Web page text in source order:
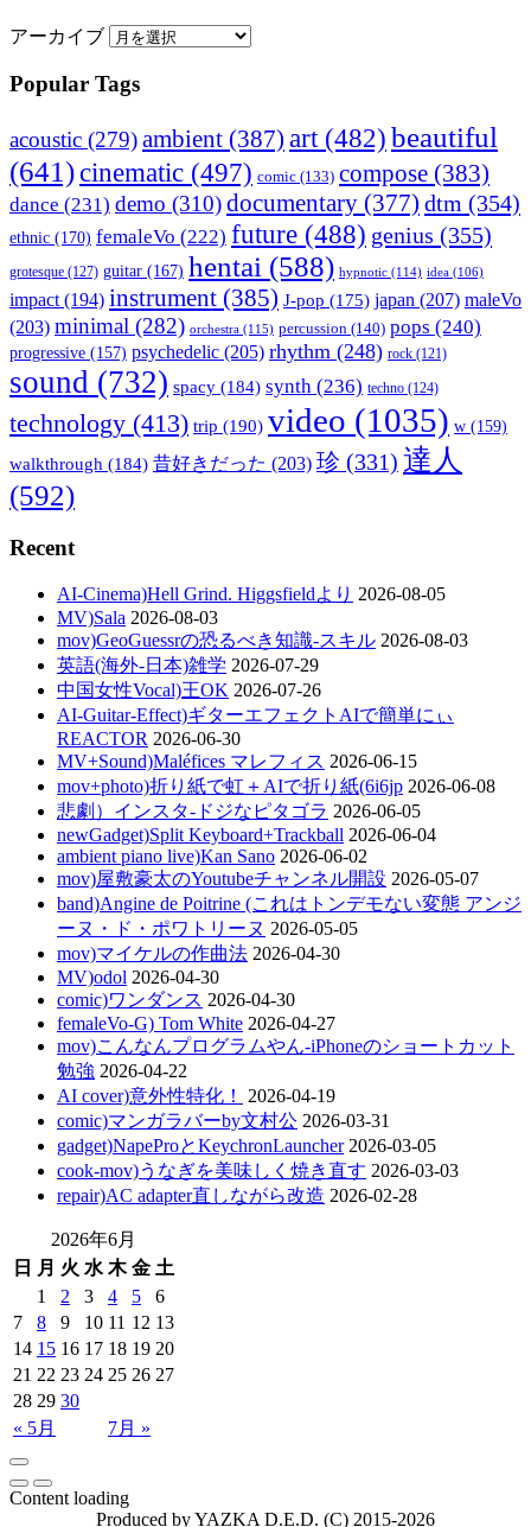
アーカイブ
Popular Tags
acoustic (279)ambient (387) art (482) beautiful
(641)cinematic (497) comic (133) compose (383)
dance (231) demo (310)documentary (377) dtm (354)
ethnic (170) femaleVo (222) future (488) genius (355)
grotesque (127) guitar (167) hentai (588) hypnotic (114) idea (106)
impact (194) instrument (385) J-pop (175) japan (207) maleVo
(203) minimal (282) orchestra (115) percussion (140) pops (240)
progressive (157) psychedelic (205) rhythm (248) rock (121)
sound (732) spacy (184) synth (236) techno (124)
technology (413) trip (190) video (1035) w (159)
walkthrough (184) 昔好きだった (203) 珍 (331) 達人
(592)
Recent
AI-Cinema)Hell Grind. Higgsfieldより 2026-08-05
MV)Sala 2026-08-03
mov)GeoGuessrの恐るべき知識-スキル 2026-08-03
英語(海外-日本)雑学 2026-07-29
中国女性Vocal)王OK 2026-07-26
AI-Guitar-Effect)ギターエフェクトAIで簡単にぃ
REACTOR 2026-06-30
MV+Sound)Maléfices マレフィス 2026-06-15
mov+photo)折り紙で虹＋AIで折り紙(6i6jp 2026-06-08
悲劇）インスタ-ドジなピタゴラ 2026-06-05
newGadget)Split Keyboard+Trackball 2026-06-04
ambient piano live)Kan Sano 2026-06-02
mov)屋敷豪太のYoutubeチャンネル開設 2026-05-07
band)Angine de Poitrine (これはトンデモない変態 アンジ
ーヌ・ド・ポワトリーヌ 2026-05-05
mov)マイケルの作曲法 2026-04-30
MV)odol 2026-04-30
comic)ワンダンス 2026-04-30
femaleVo-G) Tom White 2026-04-27
mov)こんなんプログラムやん-iPhoneのショートカット
勉強 2026-04-22
AI cover)意外性特化！
2026-04-19
comic)マンガラバーby文村公 2026-03-31
gadget)NapeProとKeychronLauncher 2026-03-05
cook-mov)うなぎを美味しく焼き直す 2026-03-03
repair)AC adapter直しながら改造 2026-02-28
2026年6月
日
月 火 水 木 金 土
« 5月 7月 »
1 2 3 4 5
6
7
8 9 10 11 12 13
14 15 16 17 18 19 20
21 22 23 24 25 26 27
28 29 30
Content loading
Produced by YAZKA D.E.D. (C) 2015-2026